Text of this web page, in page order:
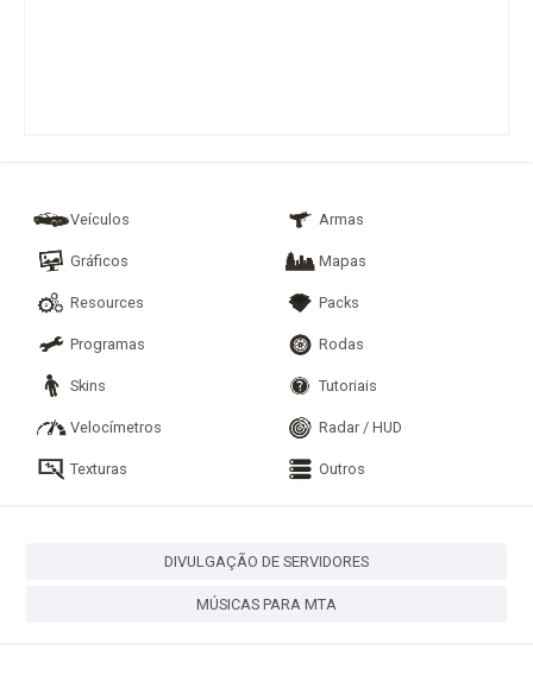
Veículos Armas
Gráficos Mapas
Resources Packs
Programas Rodas
Skins Tutoriais
Velocímetros Radar / HUD
Texturas Outros
DIVULGAÇÃO DE SERVIDORES
MÚSICAS PARA MTA